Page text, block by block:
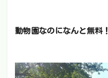
動物園なのになんと無料！